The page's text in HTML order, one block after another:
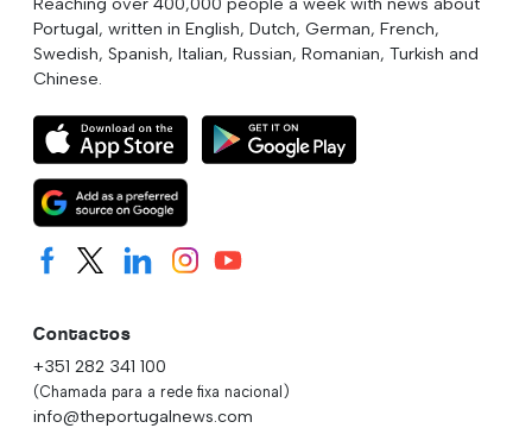
Portugal, written in English, Dutch, German, French,
Swedish, Spanish, Italian, Russian, Romanian, Turkish and
Chinese.
Contactos
+351 282 341 100
(Chamada para a rede fixa nacional)
info@theportugalnews.com